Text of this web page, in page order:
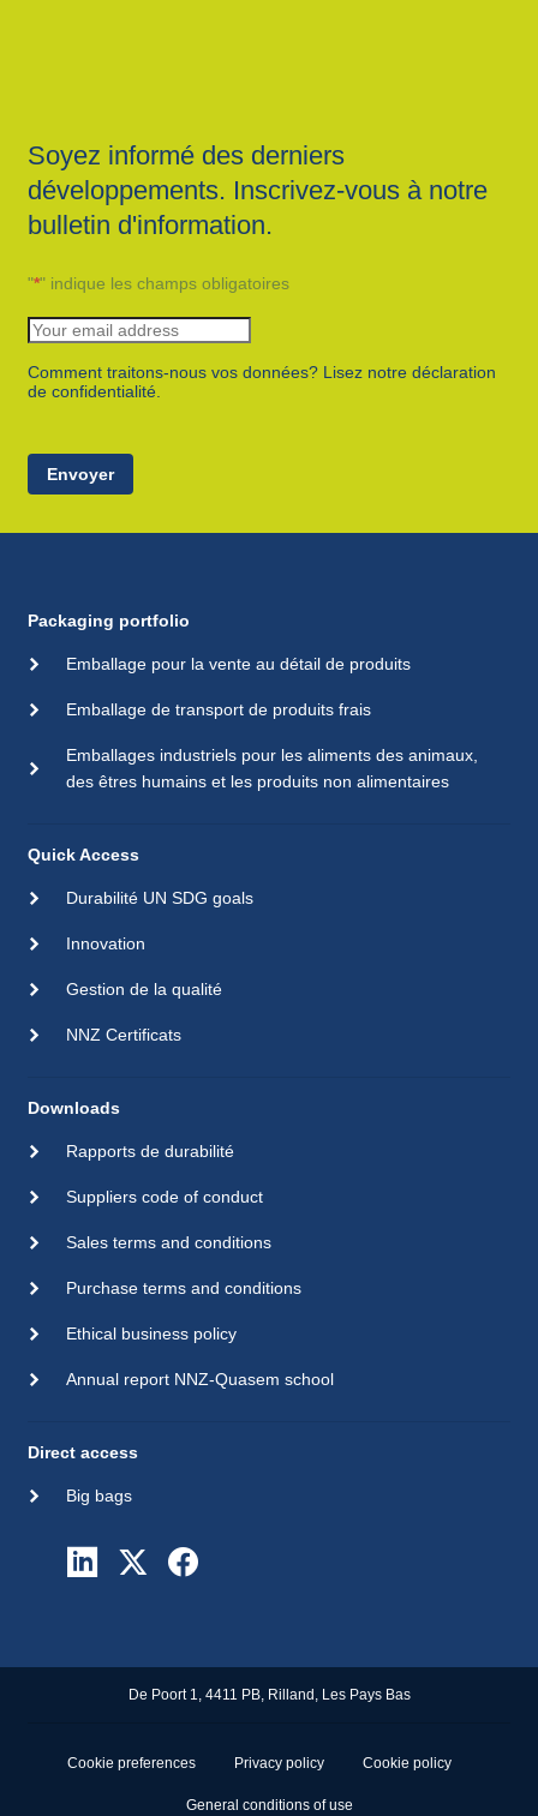
Soyez informé des derniers
développements. Inscrivez-vous à notre
bulletin d'information.
"*" indique les champs obligatoires
Comment traitons-nous vos données? Lisez notre déclaration
de confidentialité.
Envoyer
Packaging portfolio
Emballage pour la vente au détail de produits
Emballage de transport de produits frais
Emballages industriels pour les aliments des animaux,
des êtres humains et les produits non alimentaires
Quick Access
Durabilité UN SDG goals
Innovation
Gestion de la qualité
NNZ Certificats
Downloads
Rapports de durabilité
Suppliers code of conduct
Sales terms and conditions
Purchase terms and conditions
Ethical business policy
Annual report NNZ-Quasem school
Direct access
Big bags
De Poort 1, 4411 PB, Rilland, Les Pays Bas
Cookie preferences Privacy policy Cookie policy
General conditions of use